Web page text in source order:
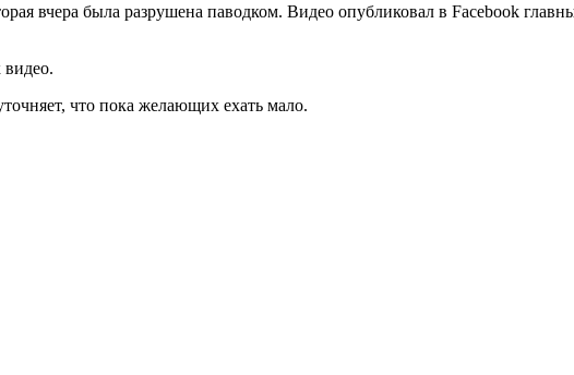
вчера была разрушена паводком. Видео опубликовал в Facebook
видео.
что пока желающих ехать мало.